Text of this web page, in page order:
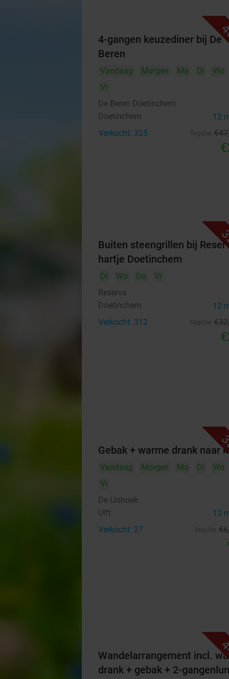
4-gangen keuzediner bij De
Beren
Vandaag Morgen Ma Di Wo
Vr
De Beren Doetinchem
Doetinchem 12
Verkocht: 325 €47
Buiten steengrillen bij
hartje Doetinchem
Di Wo Do
Vr
Reserva
Doetinchem 12
Verkocht: 312 €32
Gebak + warme drank naar
Vandaag Morgen Ma Di Wo
Vr
De IJshoek
Ulft 12
Verkocht: 27 €6
Wandelarrangement incl.
drank + gebak + 2-